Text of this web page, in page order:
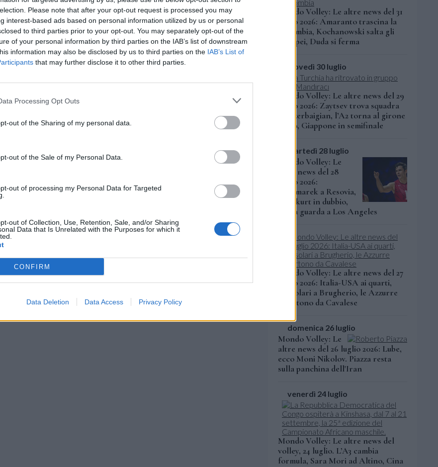
Please note that after your opt-out request is processed you may
interest-based ads based on personal information utilized by us or personal
to third parties prior to your opt-out. You may separately opt-out of the
of your personal information by third parties on the IAB’s list of downstream
information may also be disclosed by us to third parties on the IAB’s List of
that may further disclose it to other third parties.
Processing Opt Outs
out of the Sharing of my personal data.
out of the Sale of my Personal Data.
out of processing my Personal Data for Targeted
out of Collection, Use, Retention, Sale, and/or Sharing
Data that Is Unrelated with the Purposes for which it
CONFIRM
Data Deletion Data Access Privacy Policy
Mondo Volley: Le altre news del 31
luglio 2026: Amaranto trascina la
Colombia, Kochanowski salta gli
Europei, Duda si ferma
giovedì 30 luglio
Mondo Volley: Le altre news del 29
luglio 2026: Zaytsev trova squadra
in Azerbaigian, l’A2 torna al girone
unico, Giappone in semifinale
martedì 28 luglio
Mondo Volley: Le
altre news del 28
luglio 2026:
Kaczmarek a Resovia,
Karakurt in dubbio,
l’Asia guarda a Los Angeles
Mondo Volley: Le altre news del 27
luglio 2026: Italia-USA ai quarti,
Bussolari a Brugherio, le Azzurre
ripartono da Cavalese
domenica 26 luglio
Mondo Volley: Le
altre news del 26 luglio 2026: Lube,
ecco Moni Nikolov. Piazza resta
sulla panchina dell'Iran
venerdì 24 luglio
Mondo Volley: Le altre news del
volley, 24 luglio. L’A3 cambia
formula, Sara Mori ad Altino, Cina